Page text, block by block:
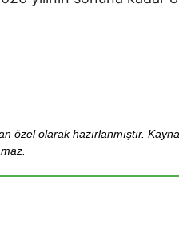
özel olarak hazırlanmıştır.